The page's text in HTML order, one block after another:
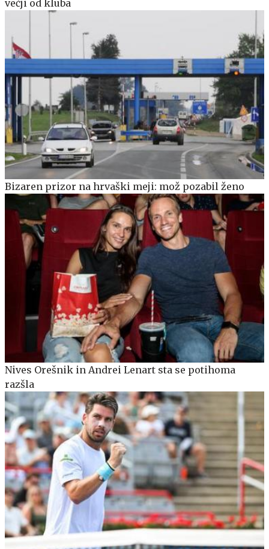
večji od kluba
Bizaren prizor na hrvaški meji: mož pozabil ženo
Nives Orešnik in Andrei Lenart sta se potihoma
razšla